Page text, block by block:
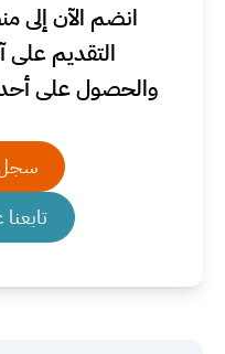
انضم الآن إلى
التقديم على
والحصول على
سجل